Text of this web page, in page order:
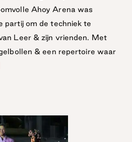
Ahoy Arena was
partij om de techniek te
Leer & zijn vrienden. Met
& een repertoire waar